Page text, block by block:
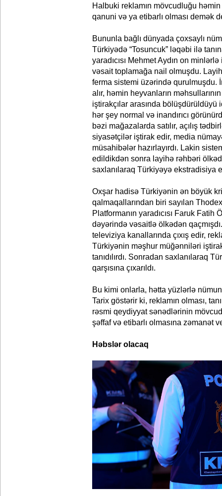
Halbuki reklamın mövcudluğu
qanuni və ya etibarlı olması demək
Bununla bağlı dünyada çoxsaylı
Türkiyədə “Tosuncuk” ləqəbi ilə
yaradıcısı Mehmet Aydın on
vəsait toplamağa nail olmuşdu.
ferma sistemi üzərində qurulmuşdu.
alır, həmin heyvanların
iştirakçılar arasında
hər şey normal və inandırıcı
bəzi mağazalarda satılır, açılış
siyasətçilər iştirak edir, media
müsahibələr hazırlayırdı. Lakin
edildikdən sonra layihə rəhbəri
saxlanılaraq Türkiyəyə ekstradisiya
Oxşar hadisə Türkiyənin ən böyük
qalmaqallarından biri sayılan
Platformanın yaradıcısı Faruk
dəyərində vəsaitlə ölkədən
televiziya kanallarında çıxış edir,
Türkiyənin məşhur müğənniləri
tanıdılırdı. Sonradan saxlanılaraq
qarşısına çıxarıldı.
Bu kimi onlarla, hətta yüzlərlə
Tarix göstərir ki, reklamın olması,
rəsmi qeydiyyat sənədlərinin
şəffaf və etibarlı olmasına zəmanət
Həbslər olacaq